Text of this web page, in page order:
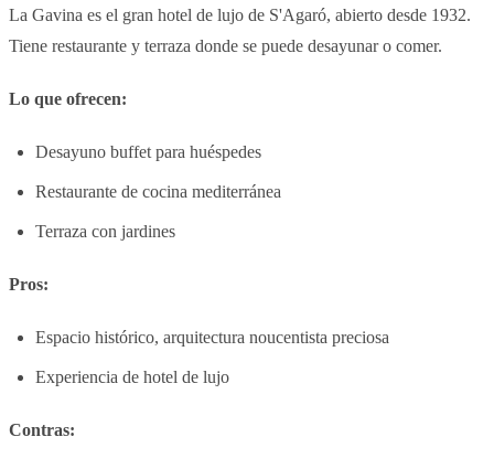
La Gavina es el gran hotel de lujo de S'Agaró, abierto desde 1932.
Tiene restaurante y terraza donde se puede desayunar o comer.
Lo que ofrecen:
Desayuno buffet para huéspedes
Restaurante de cocina mediterránea
Terraza con jardines
Pros:
Espacio histórico, arquitectura noucentista preciosa
Experiencia de hotel de lujo
Contras: